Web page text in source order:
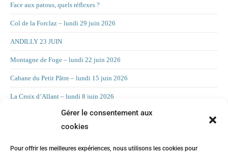
Gérer le consentement aux
cookies
Pour offrir les meilleures expériences, nous utilisons les cookies pour
Face aux patous, quels réflexes ?
Col de la Forclaz – lundi 29 juin 2026
ANDILLY 23 JUIN
Montagne de Foge – lundi 22 juin 2026
Cabane du Petit Pâtre – lundi 15 juin 2026
La Croix d’Allant – lundi 8 juin 2026
RAND’ORIENTATION 2 JUIN 2026
Mont Forchat – lundi 25 mai 2025